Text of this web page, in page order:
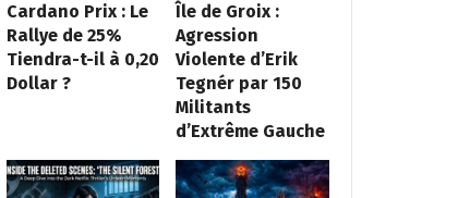
Cardano Prix : Le
Rallye de 25%
Tiendra-t-il à 0,20
Dollar ?
Île de Groix :
Agression
Violente d’Erik
Tegnér par 150
Militants
d’Extrême Gauche